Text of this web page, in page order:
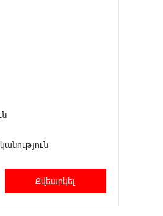
նոր պայմանագիր է
օգոստոսի 7-
Երևանի Սիլիկյան
հարևանությամբ